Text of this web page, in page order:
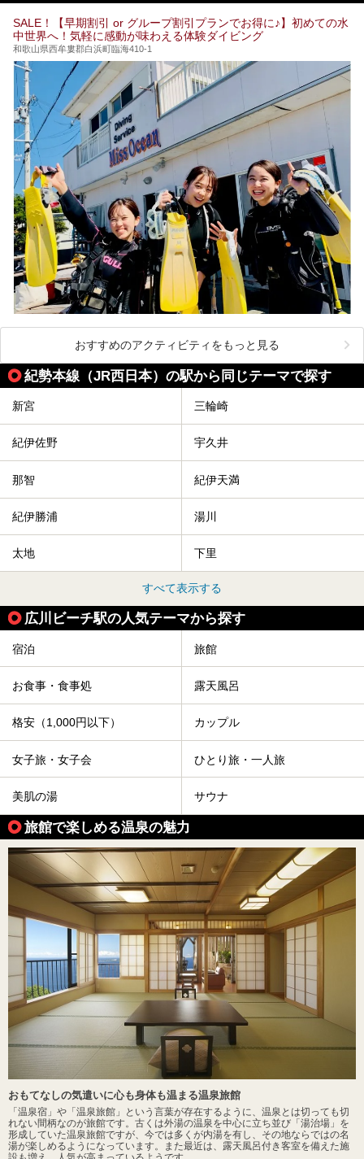
SALE！【早期割引 or グループ割引プランでお得に♪】初めての水
中世界へ！気軽に感動が味わえる体験ダイビング
和歌山県西牟婁郡白浜町臨海410-1
おすすめのアクティビティをもっと見る
紀勢本線（JR西日本）の駅から同じテーマで探す
新宮 三輪崎
紀伊佐野 宇久井
那智 紀伊天満
紀伊勝浦 湯川
太地 下里
すべて表示する
広川ビーチ駅の人気テーマから探す
宿泊 旅館
お食事・食事処 露天風呂
格安（1,000円以下） カップル
女子旅・女子会 ひとり旅・一人旅
美肌の湯 サウナ
旅館で楽しめる温泉の魅力
おもてなしの気遣いに心も身体も温まる温泉旅館
「温泉宿」や「温泉旅館」という言葉が存在するように、温泉とは切っても切
れない間柄なのが旅館です。古くは外湯の温泉を中心に立ち並び「湯治場」を
形成していた温泉旅館ですが、今では多くが内湯を有し、その地ならではの名
湯が楽しめるようになっています。また最近は、露天風呂付き客室を備えた施